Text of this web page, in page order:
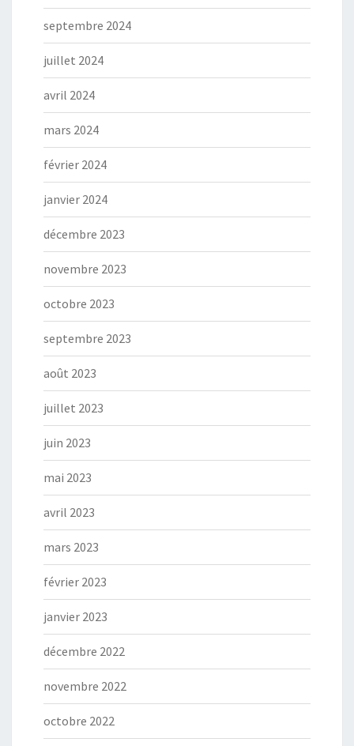
septembre 2024
juillet 2024
avril 2024
mars 2024
février 2024
janvier 2024
décembre 2023
novembre 2023
octobre 2023
septembre 2023
août 2023
juillet 2023
juin 2023
mai 2023
avril 2023
mars 2023
février 2023
janvier 2023
décembre 2022
novembre 2022
octobre 2022